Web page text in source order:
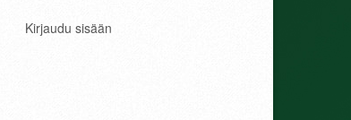
Kirjaudu sisään